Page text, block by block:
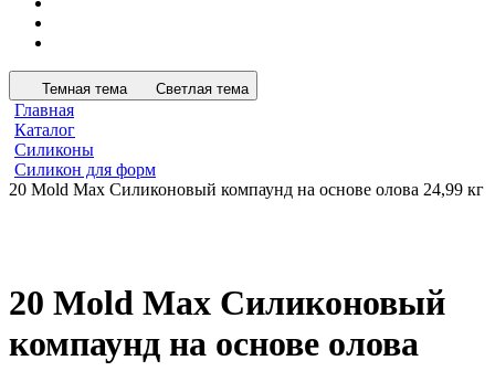
Темная тема Светлая тема
Главная
Каталог
Силиконы
Силикон для форм
20 Mold Max Силиконовый компаунд на основе олова 24,99 кг
20 Mold Max Силиконовый
компаунд на основе олова